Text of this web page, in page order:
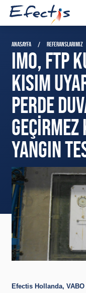
ANASAYFA REFERANSLARIMIZ
IMO, FTP
KISIM
PERDE
YANGIN
Efectis Hollanda,